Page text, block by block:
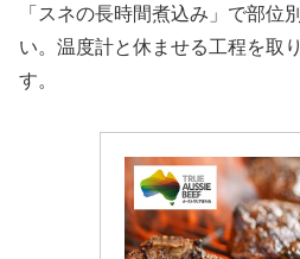
「スネの長時間煮込み」で部位
い。温度計と休ませる工程を取
す。